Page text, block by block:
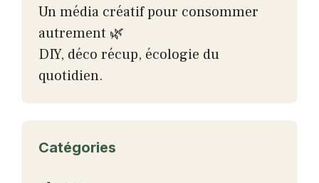
Un média créatif pour consommer
autrement 🌿
DIY, déco récup, écologie du
quotidien.
Catégories